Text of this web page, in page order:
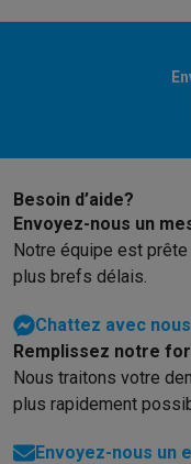
Besoin d’aide?
Envoyez-nous un
Notre équipe est
plus brefs délais.
Chattez avec nous
Remplissez notre
Nous traitons votre
plus rapidement
Envoyez-nous un